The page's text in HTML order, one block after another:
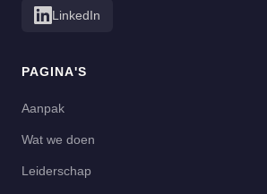
LinkedIn
PAGINA'S
Aanpak
Wat we doen
Leiderschap